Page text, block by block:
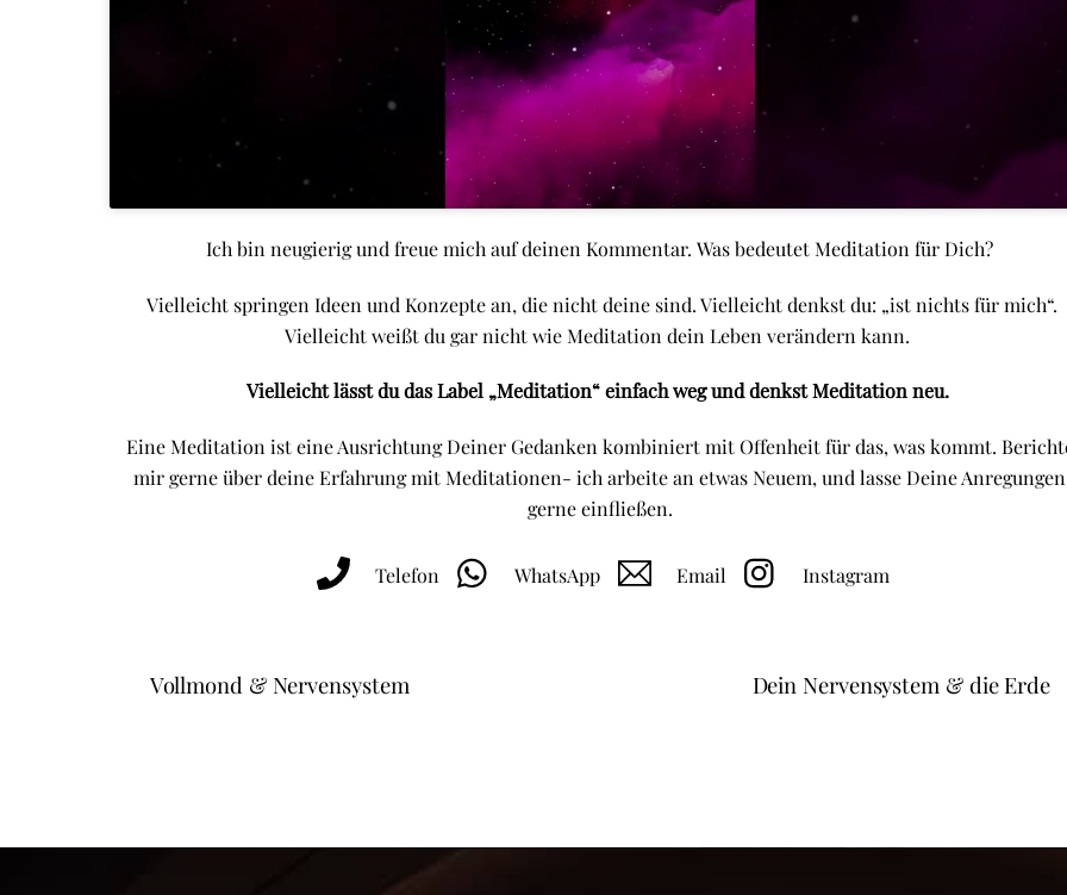
Ich bin neugierig und freue mich auf deinen Kommentar.Was bedeutet Meditation für Dich?
Vielleicht springen Ideen und Konzepte an, die nicht deine sind. Vielleicht denkst du: „ist nichts für mich“.
Vielleicht weißt du gar nicht wie Meditation dein Leben verändern kann.
Vielleicht lässt du das Label „Meditation“ einfach weg und denkst Meditation neu.
Eine Meditation ist eine Ausrichtung Deiner Gedanken kombiniert mit Offenheit für das, was kommt.
mir gerne über deine Erfahrung mit Meditationen- ich arbeite an etwas Neuem, und lasse Deine Anregungen
gerne einfließen.
Telefon WhatsApp Email Instagram
Vollmond & Nervensystem Dein Nervensystem & die Erde